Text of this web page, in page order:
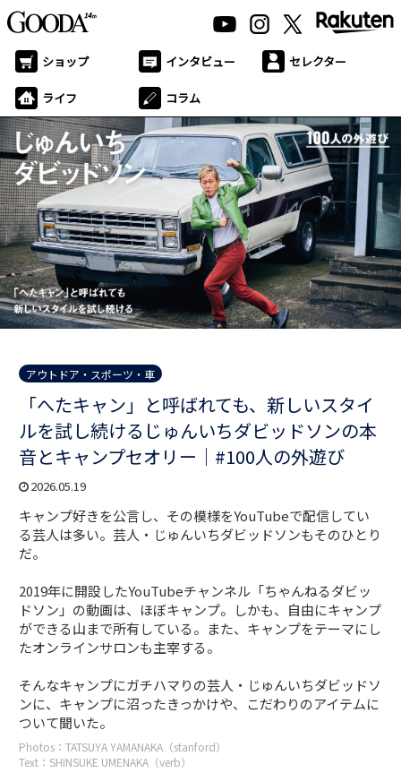
ショップ インタビュー セレクター
ライフ コラム
アウトドア・スポーツ・車
「へたキャン」と呼ばれても、新しいスタイ
ルを試し続けるじゅんいちダビッドソンの本
音とキャンプセオリー｜#100人の外遊び
2026.05.19
キャンプ好きを公言し、その模様をYouTubeで配信してい
る芸人は多い。芸人・じゅんいちダビッドソンもそのひとり
だ。
2019年に開設したYouTubeチャンネル「ちゃんねるダビッ
ドソン」の動画は、ほぼキャンプ。しかも、自由にキャンプ
ができる山まで所有している。また、キャンプをテーマにし
たオンラインサロンも主宰する。
そんなキャンプにガチハマりの芸人・じゅんいちダビッドソ
ンに、キャンプに沼ったきっかけや、こだわりのアイテムに
ついて聞いた。
Photos：TATSUYA YAMANAKA（stanford）
Text：SHINSUKE UMENAKA（verb）